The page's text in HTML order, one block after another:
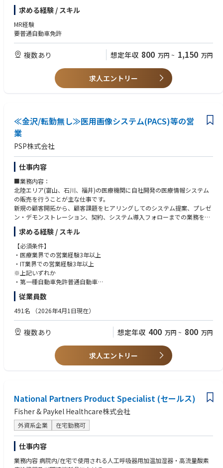
求める経験 / スキル
MR経験
要普通自動車免許
複数あり 想定年収 800 万円 ~ 1,150 万円
求人エントリー
≪金沢/転勤無し≫医用画像システム(PACS)等の営
業
PSP株式会社
仕事内容
■業務内容：
北陸エリア(富山、石川、福井)の医療機関に自社開発の医療情報システム
の販売を行うことが主な仕事です。
新規の顧客開拓から、顧客課題をヒアリングしてのシステム提案、プレゼ
ン・デモンストレーション、契約、システム導入フォローまでの業務を行
っていただきます。
システム導入後、顧客との信頼関係を構築し、クロスセル、アップセルを
行うことも重要業務のひとつです。
■ポジションの魅力：
医療情報システムの販売、既存顧客のフォロー業務を通して、病院全体の
幅広い病院情報システム知識が習得できます。また、顧客との信頼関係も
私たちの顧客は医用画像を撮影する病院・健診センターなどの医療機関で
す。医療機関ひいては患者のためによりよいサービスを提供すること目指
しています。
■働き方：
・いつでもMy休暇（年次有給休暇とは別でいつでも取得できる休暇が5日
■当社の魅力
医用画像システム(以下PACS)マーケットで業界第2位のシェアを保持して
います。
クラウド型のPACSにフォーカスするとシェアは第1位です。国内に約2,20
0の顧客を抱えています。
近年では、AIによる画像解析サービス、個人が自身の医療情報を管理可能
なPHRサービスなど新規事業を展開しています。
「医療情報をみんなの手に」という企業目標を掲げ、健康な社会を支える
求める経験 / スキル
【必須条件】
・医療業界での営業経験3年以上
・IT業界での営業経験3年以上
※上記いずれか
・第一種自動車免許普通自動車
【優遇条件】
・チーム予算あるいは個人予算を持っての営業経験のある方
従業員数
491名 （2026年4月1日現在）
複数あり 想定年収 400 万円 ~ 800 万円
求人エントリー
National Partners Product Specialist (セールス)
Fisher & Paykel Healthcare株式会社
外資系企業 在宅勤務可
仕事内容
業務内容 病院内/在宅で使用される人工呼吸器用加温加湿器・高流量酸素